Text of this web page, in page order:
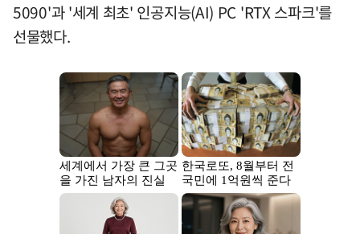
5090'과 '세계 최초' 인공지능(AI) PC 'RTX 스파크'를
선물했다.